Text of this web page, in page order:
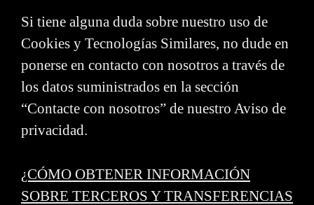
Si tiene alguna duda sobre nuestro uso de
Cookies y Tecnologías Similares, no dude en
ponerse en contacto con nosotros a través de
los datos suministrados en la sección
“Contacte con nosotros” de nuestro Aviso de
privacidad.
¿CÓMO OBTENER INFORMACIÓN
SOBRE TERCEROS Y TRANSFERENCIAS